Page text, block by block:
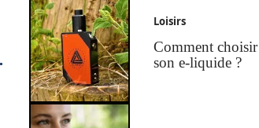
Loisirs
Comment choisir
son e-liquide ?